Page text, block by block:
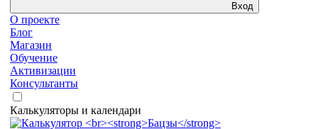
Вход
О проекте
Блог
Магазин
Обучение
Активизации
Консультанты
Калькуляторы и календари